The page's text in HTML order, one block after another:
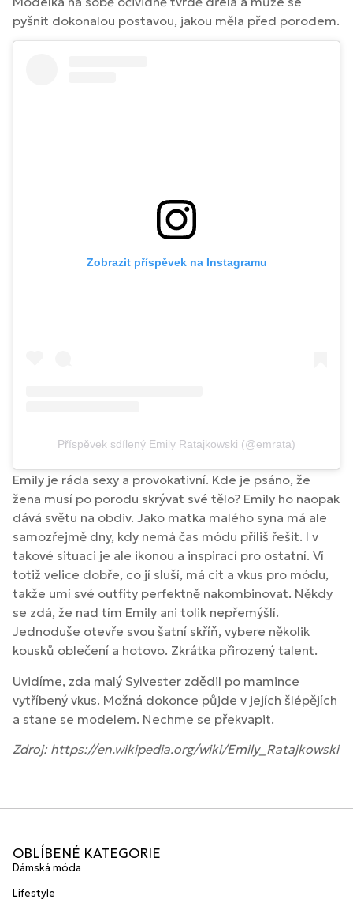
pyšnit dokonalou postavou, jakou měla před porodem.
Zobrazit příspěvek na Instagramu
Příspěvek sdílený Emily Ratajkowski (@emrata)
Emily je ráda sexy a provokativní. Kde je psáno, že
žena musí po porodu skrývat své tělo? Emily ho naopak
dává světu na obdiv. Jako matka malého syna má ale
samozřejmě dny, kdy nemá čas módu příliš řešit. I v
takové situaci je ale ikonou a inspirací pro ostatní. Ví
totiž velice dobře, co jí sluší, má cit a vkus pro módu,
takže umí své outfity perfektně nakombinovat. Někdy
se zdá, že nad tím Emily ani tolik nepřemýšlí.
Jednoduše otevře svou šatní skříň, vybere několik
kousků oblečení a hotovo. Zkrátka přirozený talent.
Uvidíme, zda malý Sylvester zdědil po mamince
vytříbený vkus. Možná dokonce půjde v jejích šlépějích
a stane se modelem. Nechme se překvapit.
Zdroj: https://en.wikipedia.org/wiki/Emily_Ratajkowski
OBLÍBENÉ KATEGORIE
Dámská móda
Lifestyle